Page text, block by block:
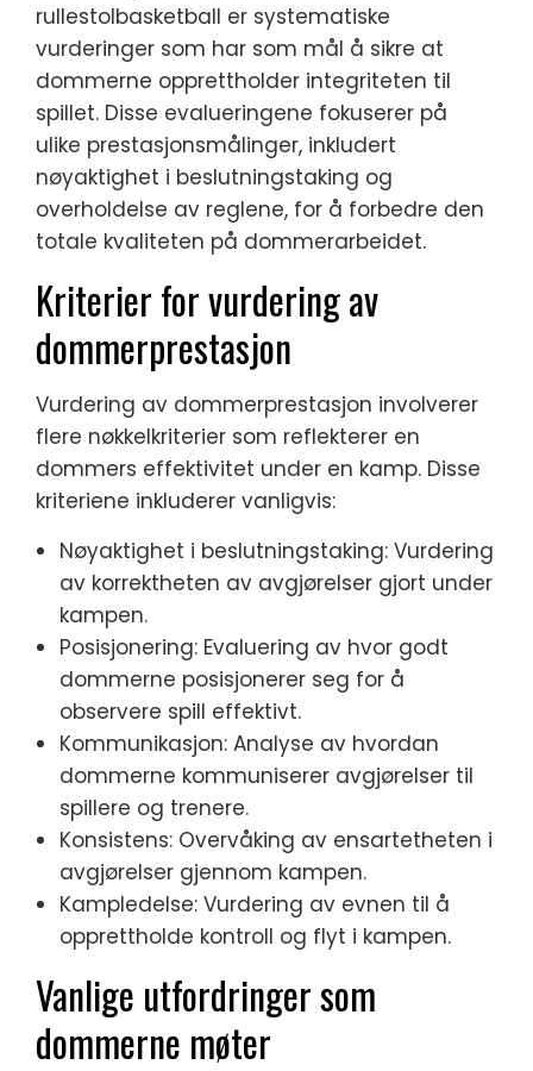
rullestolbasketball er systematiske
vurderinger som har som mål å sikre at
dommerne opprettholder integriteten til
spillet. Disse evalueringene fokuserer på
ulike prestasjonsmålinger, inkludert
nøyaktighet i beslutningstaking og
overholdelse av reglene, for å forbedre den
totale kvaliteten på dommerarbeidet.
Kriterier for vurdering av
dommerprestasjon
Vurdering av dommerprestasjon involverer
flere nøkkelkriterier som reflekterer en
dommers effektivitet under en kamp. Disse
kriteriene inkluderer vanligvis:
Nøyaktighet i beslutningstaking: Vurdering
av korrektheten av avgjørelser gjort under
kampen.
Posisjonering: Evaluering av hvor godt
dommerne posisjonerer seg for å
observere spill effektivt.
Kommunikasjon: Analyse av hvordan
dommerne kommuniserer avgjørelser til
spillere og trenere.
Konsistens: Overvåking av ensartetheten i
avgjørelser gjennom kampen.
Kampledelse: Vurdering av evnen til å
opprettholde kontroll og flyt i kampen.
Vanlige utfordringer som
dommerne møter